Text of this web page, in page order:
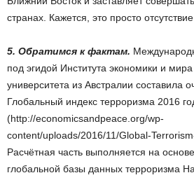
странах. Кажется, это просто
5. Обратимся к фактам.
под эгидой Института экономики и
университета из Австралии составила
Глобальный индекс терроризма 2016
(http://economicsandpeace.org/wp-
content/uploads/2016/11/Global-
Расчётная часть выполняется на
глобальной базы данных терроризма